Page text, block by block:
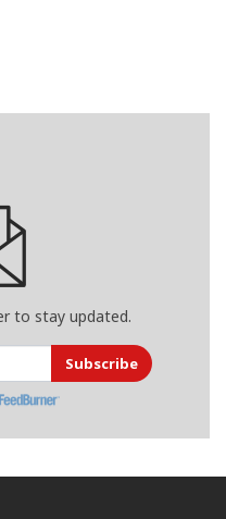
to stay updated.
Subscribe